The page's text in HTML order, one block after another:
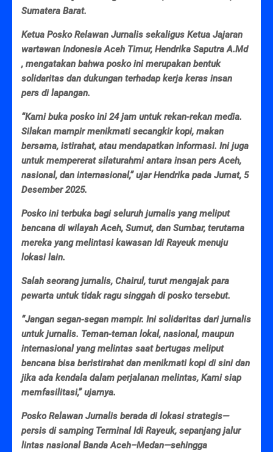
Sumatera Barat.
Ketua Posko Relawan Jurnalis sekaligus Ketua Jajaran
wartawan Indonesia Aceh Timur, Hendrika Saputra A.Md
, mengatakan bahwa posko ini merupakan bentuk
solidaritas dan dukungan terhadap kerja keras insan
pers di lapangan.
“Kami buka posko ini 24 jam untuk rekan-rekan media.
Silakan mampir menikmati secangkir kopi, makan
bersama, istirahat, atau mendapatkan informasi. Ini juga
untuk mempererat silaturahmi antara insan pers Aceh,
nasional, dan internasional,” ujar Hendrika pada Jumat, 5
Desember 2025.
Posko ini terbuka bagi seluruh jurnalis yang meliput
bencana di wilayah Aceh, Sumut, dan Sumbar, terutama
mereka yang melintasi kawasan Idi Rayeuk menuju
lokasi lain.
Salah seorang jurnalis, Chairul, turut mengajak para
pewarta untuk tidak ragu singgah di posko tersebut.
“Jangan segan-segan mampir. Ini solidaritas dari jurnalis
untuk jurnalis. Teman-teman lokal, nasional, maupun
internasional yang melintas saat bertugas meliput
bencana bisa beristirahat dan menikmati kopi di sini dan
jika ada kendala dalam perjalanan melintas, Kami siap
memfasilitasi,” ujarnya.
Posko Relawan Jurnalis berada di lokasi strategis—
persis di samping Terminal Idi Rayeuk, sepanjang jalur
lintas nasional Banda Aceh–Medan—sehingga